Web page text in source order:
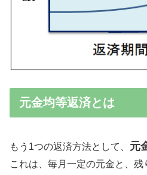
元金均等返済とは
もう1つの返済方法として、 元
これは、毎月一定の元金と、